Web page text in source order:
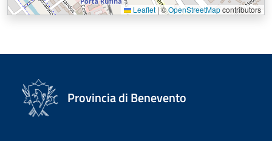
Leaflet |©OpenStreetMapcontributors
Provincia di Benevento